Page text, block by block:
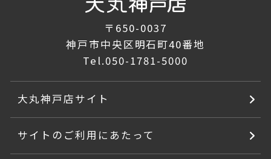
〒650-0037
神戸市中央区明石町40番地
Tel.050-1781-5000
大丸神戸店サイト
サイトのご利用にあたって